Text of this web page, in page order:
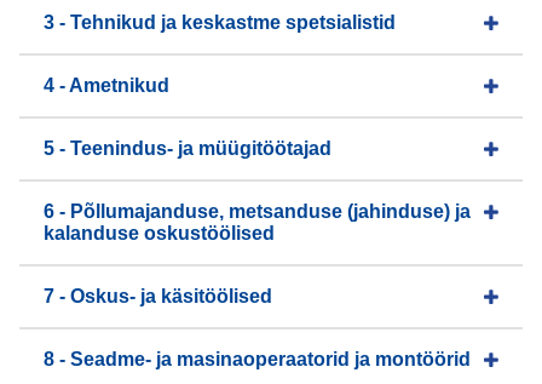
3 - Tehnikud ja keskastme spetsialistid
4 - Ametnikud
5 - Teenindus- ja müügitöötajad
6 - Põllumajanduse, metsanduse (jahinduse) ja
kalanduse oskustöölised
7 - Oskus- ja käsitöölised
8 - Seadme- ja masinaoperaatorid ja montöörid